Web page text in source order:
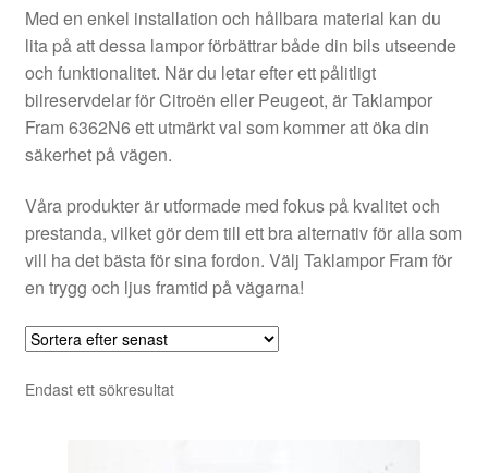
Om oss
Reklamationsprocedur
Transport
Världsomspännande frakt
Villkor
Med en enkel installation och hållbara material kan du
lita på att dessa lampor förbättrar både din bils utseende
och funktionalitet. När du letar efter ett pålitligt
bilreservdelar för Citroën eller Peugeot, är Taklampor
Fram 6362N6 ett utmärkt val som kommer att öka din
säkerhet på vägen.
Våra produkter är utformade med fokus på kvalitet och
prestanda, vilket gör dem till ett bra alternativ för alla som
vill ha det bästa för sina fordon. Välj Taklampor Fram för
en trygg och ljus framtid på vägarna!
Endast ett sökresultat